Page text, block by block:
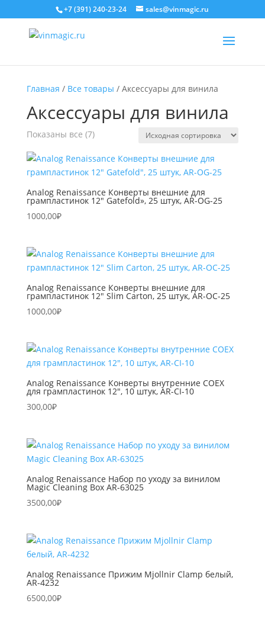
+7 (391) 240-23-24 sales@vinmagic.ru
Главная / Все товары / Аксессуары для винила
Аксессуары для винила
Показаны все (7)
Analog Renaissance Конверты внешние для
грампластинок 12″ Gatefold», 25 штук, AR-OG-25
1000,00₽
Analog Renaissance Конверты внешние для
грампластинок 12″ Slim Carton, 25 штук, AR-OC-25
1000,00₽
Analog Renaissance Конверты внутренние COEX
для грампластинок 12″, 10 штук, AR-CI-10
300,00₽
Analog Renaissance Набор по уходу за винилом
Magic Cleaning Box AR-63025
3500,00₽
Analog Renaissance Прижим Mjollnir Clamp белый,
AR-4232
6500,00₽